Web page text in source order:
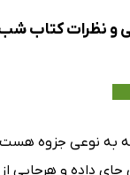
کتاب شب امتحان
به نوعی جزوه